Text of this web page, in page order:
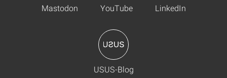
Mastodon YouTube LinkedIn
USUS-Blog